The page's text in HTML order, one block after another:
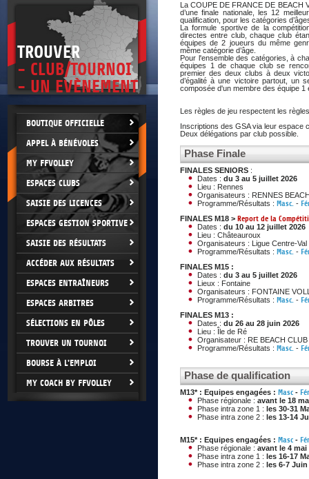
TROUVER
- CLUB/TOURNOI
- UN EVÈNEMENT
BOUTIQUE OFFICIELLE
APPEL À BÉNÉVOLES
MY FFVOLLEY
ESPACES CLUBS
SAISIE DES LICENCES
ESPACES GESTION SPORTIVE
SAISIE DES RÉSULTATS
ACCÉDER AUX RÉSULTATS
ESPACES ENTRAÎNEURS
ESPACES ARBITRES
SÉLECTIONS EN PÔLES
TROUVER UN TOURNOI
BOURSE À L'EMPLOI
MY COACH BY FFVOLLEY
La COUPE DE FRANCE DE BEACH
d’une finale nationale, les 12
qualification, pour les catégories
La formule sportive de la
directes entre club, chaque club
équipes de 2 joueurs du même
même catégorie d’âge.
Pour l'ensemble des catégories, à
équipes 1 de chaque club se
premier des deux clubs à deux
d’égalité à une victoire partout, un
composée d'un membre des équipe 1
Les règles de jeu respectent les
Inscriptions des GSA via leur espace
Deux délégations par club possible.
Phase Finale
FINALES SENIORS :
Dates : du 3 au 5 juillet 2026
Lieu : Rennes
Organisateurs : RENNES
Programme/Résultats : Masc. -
FINALES M18 > Report de la
Dates : du 10 au 12 juillet 2026
Lieu : Châteauroux
Organisateurs : Ligue Centre-Val
Programme/Résultats : Masc. -
FINALES M15 :
Dates : du 3 au 5 juillet 2026
Lieux : Fontaine
Organisateurs : FONTAINE
Programme/Résultats : Masc. -
FINALES M13 :
Dates : du 26 au 28 juin 2026
Lieu : Île de Ré
Organisateur : RE BEACH CLUB
Programme/Résultats : Masc. -
Phase de qualification
M13* : Equipes engagées : Masc -
Phase régionale : avant le 18
Phase intra zone 1 : les 30-31
Phase intra zone 2 : les 13-14
M15* : Equipes engagées : Masc -
Phase régionale : avant le 4 mai
Phase intra zone 1 : les 16-17
Phase intra zone 2 : les 6-7